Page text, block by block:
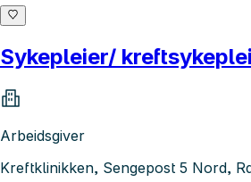
Sykepleier/
Arbeidsgiver
Kreftklinikken, Sengepost 5 Nord,